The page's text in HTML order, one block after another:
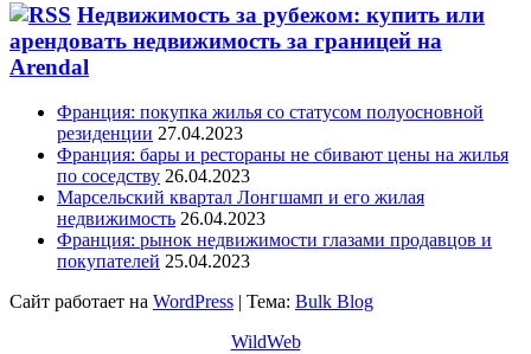
Недвижимость за рубежом: купить или
арендовать недвижимость за границей на
Arendal
Франция: покупка жилья со статусом полуосновной
резиденции 27.04.2023
Франция: бары и рестораны не сбивают цены на жилья
по соседству 26.04.2023
Марсельский квартал Лонгшамп и его жилая
недвижимость 26.04.2023
Франция: рынок недвижимости глазами продавцов и
покупателей 25.04.2023
Сайт работает на WordPress | Тема: Bulk Blog
WildWeb